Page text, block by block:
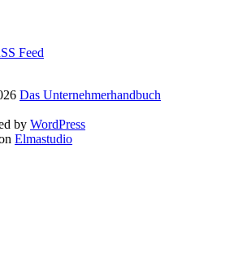
Feed
Das Unternehmerhandbuch
by WordPress
Elmastudio